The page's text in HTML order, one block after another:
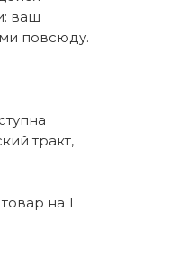
ваш
повсюду.
тракт,
на 1